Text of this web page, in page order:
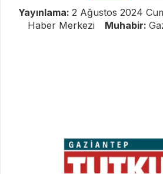
Yayınlama: 2 Ağustos 2024
Haber Merkezi
Muhabir: